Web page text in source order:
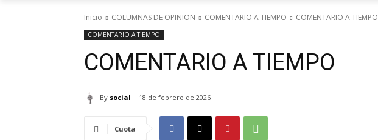
Inicio COLUMNAS DE OPINION COMENTARIO A TIEMPO COMENTARIO A TIEMPO
COMENTARIO A TIEMPO
COMENTARIO A TIEMPO
By social 18 de febrero de 2026
Cuota